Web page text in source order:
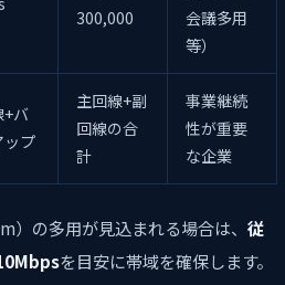
300,000
会議多用
等）
+バ
ップ
主回線+副
回線の合
計
事業継続
性が重要
な企業
の多用が見込まれる場合は、 従
を目安に帯域を確保します。